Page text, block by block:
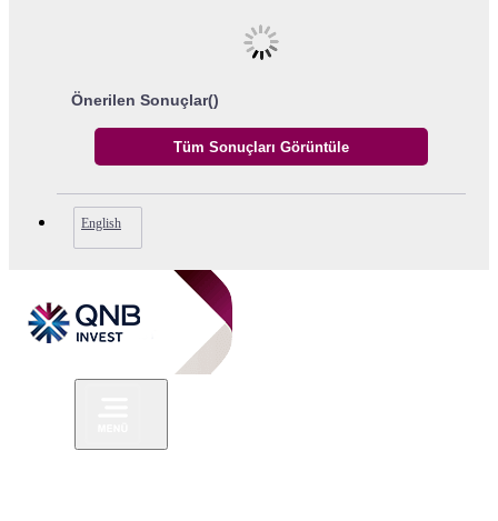
Önerilen Sonuçlar()
English